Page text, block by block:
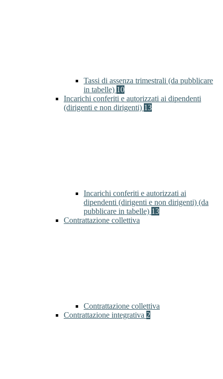
Tassi di assenza trimestrali (da pubblicare
in tabelle) 10
Incarichi conferiti e autorizzati ai dipendenti
(dirigenti e non dirigenti) 13
Incarichi conferiti e autorizzati ai
dipendenti (dirigenti e non dirigenti) (da
pubblicare in tabelle) 13
Contrattazione collettiva
Contrattazione collettiva
Contrattazione integrativa 2